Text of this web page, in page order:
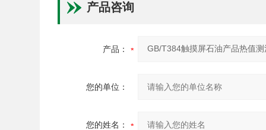
产品咨询
产品：
您的单位：
您的姓名：